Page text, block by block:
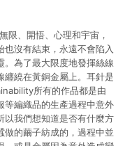
限、開悟、心理和宇宙，
沒有結束，永遠不會陷入
。為了最大限度地發揮絲線
纏繞在黃銅金屬上。耳針是
所有的作品都是由
等編織品的生產過程中意外
以我們想知道是否有什麼方
做的繭子紡成的，過程中並